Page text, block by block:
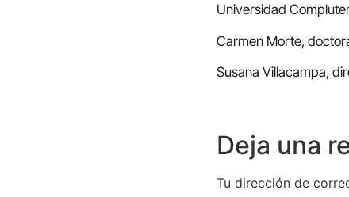
Universidad
Carmen Morte,
Susana Villacampa,
Deja una
Tu dirección de